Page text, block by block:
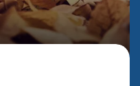
Bekijk alle foto's